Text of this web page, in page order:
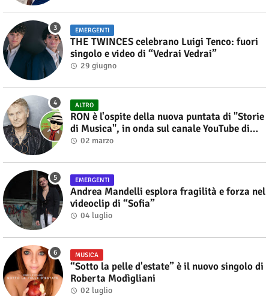
EMERGENTI
THE TWINCES celebrano Luigi Tenco: fuori
singolo e video di “Vedrai Vedrai”
29 giugno
ALTRO
RON è l'ospite della nuova puntata di "Storie
di Musica", in onda sul canale YouTube di
Alberto Salerno
02 marzo
EMERGENTI
Andrea Mandelli esplora fragilità e forza nel
videoclip di “Sofia”
04 luglio
MUSICA
“Sotto la pelle d'estate” è il nuovo singolo di
Roberta Modìgliani
02 luglio